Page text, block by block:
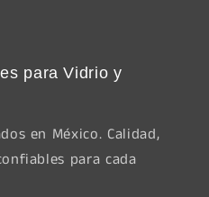
para Vidrio y
en México. Calidad,
para cada